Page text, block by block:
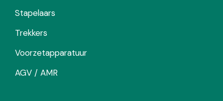
Stapelaars
Trekkers
Voorzetapparatuur
AGV / AMR